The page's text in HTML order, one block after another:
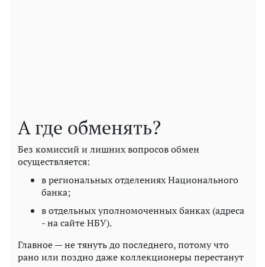
А где обменять?
Без комиссий и лишних вопросов обмен
осуществляется:
в региональных отделениях Национального
банка;
в отдельных уполномоченных банках (адреса
- на сайте НБУ).
Главное — не тянуть до последнего, потому что
рано или поздно даже коллекционеры перестанут